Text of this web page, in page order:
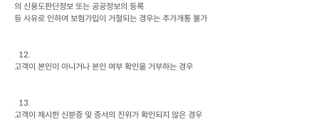
의 신용도판단정보 또는 공공정보의 등록
등 사유로 인하여 보험가입이 거절되는 경우는 추가개통 불가
고객이 본인이 아니거나 본인 여부 확인을 거부하는 경우
고객이 제시한 신분증 및 증서의 진위가 확인되지 않은 경우